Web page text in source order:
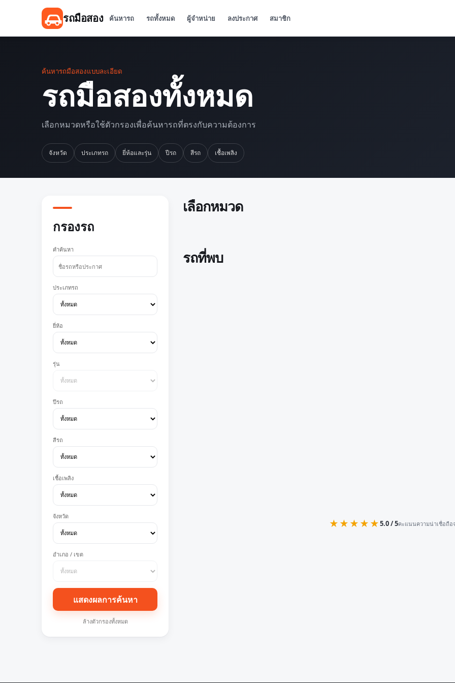
รถมือสอง ค้นหารถ รถทั้งหมด ผู้จำหน่าย ลงประกาศ สมาชิก
ค้นหารถมือสองแบบละเอียด
รถมือสองทั้งหมด
เลือกหมวดหรือใช้ตัวกรองเพื่อค้นหารถที่ตรงกับความต้องการ
จังหวัด ประเภทรถ ยี่ห้อและรุ่น ปีรถ สีรถ เชื้อเพลิง
กรองรถ
คำค้นหา
ประเภทรถ
ยี่ห้อ
รุ่น
ปีรถ
สีรถ
เชื้อเพลิง
จังหวัด
อำเภอ / เขต
แสดงผลการค้นหา
ล้างตัวกรองทั้งหมด
เลือกหมวด
รถที่พบ
★★★★★5.0 / 5คะแนนความน่าเชื่อถือ